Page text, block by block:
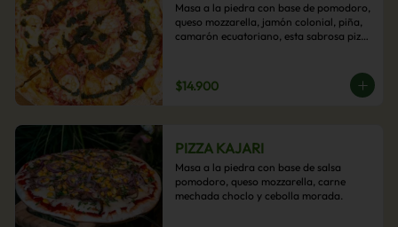
Masa a la piedra con base de pomodoro,
queso mozzarella, jamón colonial, piña,
camarón ecuatoriano, esta sabrosa pizza
$14.900
PIZZA KAJARI
Masa a la piedra con base de salsa
pomodoro, queso mozzarella, carne
mechada choclo y cebolla morada.